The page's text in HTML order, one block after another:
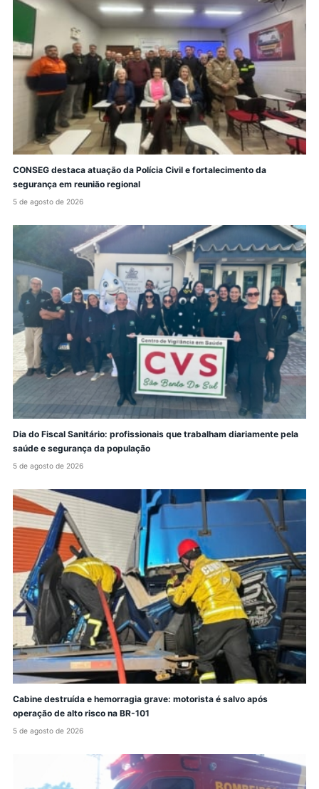
CONSEG destaca atuação da Polícia Civil e fortalecimento da
segurança em reunião regional
5 de agosto de 2026
Dia do Fiscal Sanitário: profissionais que trabalham diariamente pela
saúde e segurança da população
5 de agosto de 2026
Cabine destruída e hemorragia grave: motorista é salvo após
operação de alto risco na BR-101
5 de agosto de 2026